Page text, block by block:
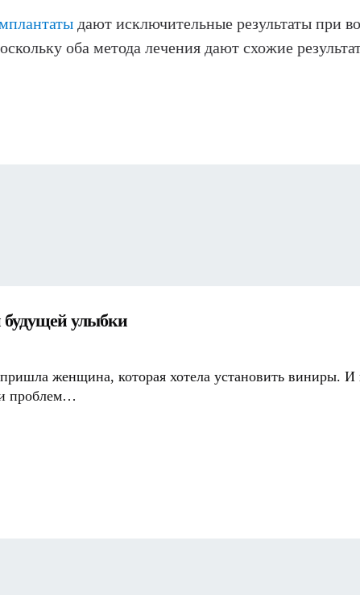
дают исключительные результаты при
оба метода лечения дают схожие
улыбки
женщина, которая хотела установить виниры. И
и проблем…